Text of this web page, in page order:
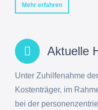
Mehr erfahren
Aktuelle
Unter Zuhilfenahme
Kostenträger, im
bei der